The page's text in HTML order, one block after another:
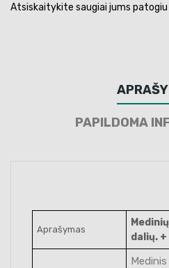
Atsiskaitykite saugiai jums patogiu
PAPILDOMA
Aprašymas
dalių.